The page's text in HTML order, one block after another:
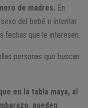
de madres. En
del bebé e intentar
fechas que le interesen.
personas que buscan
en la tabla maya, al
pueden